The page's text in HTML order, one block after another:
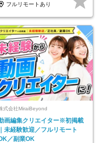
フルリモートあり
式会社MiraiBeyond
画編集クリエイター※初掲載
｜未経験歓迎／フルリモート
／副業OK